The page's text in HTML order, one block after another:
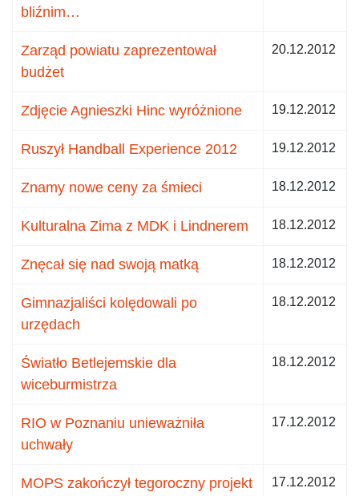
bliźnim…
Zarząd powiatu zaprezentował
budżet
20.12.2012
Zdjęcie Agnieszki Hinc wyróżnione 19.12.2012
Ruszył Handball Experience 2012 19.12.2012
Znamy nowe ceny za śmieci 18.12.2012
Kulturalna Zima z MDK i Lindnerem 18.12.2012
Znęcał się nad swoją matką 18.12.2012
Gimnazjaliści kolędowali po
urzędach
18.12.2012
Światło Betlejemskie dla
wiceburmistrza
18.12.2012
RIO w Poznaniu unieważniła
uchwały
17.12.2012
MOPS zakończył tegoroczny projekt 17.12.2012